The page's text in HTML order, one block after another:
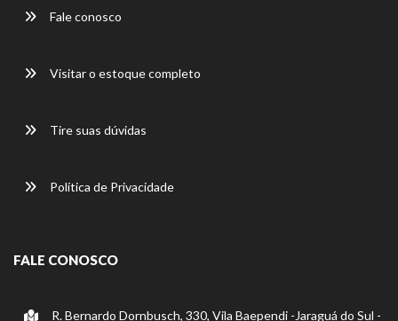
Fale conosco
Visitar o estoque completo
Tire suas dúvidas
Política de Privacidade
FALE CONOSCO
R. Bernardo Dornbusch, 330, Vila Baependi -Jaraguá do Sul -